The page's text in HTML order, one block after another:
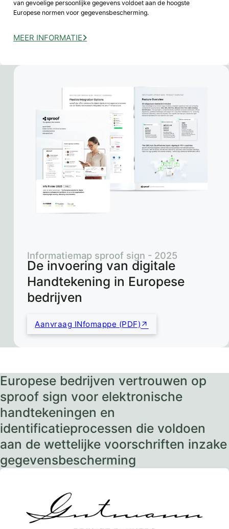
van gevoelige persoonlijke gegevens voldoet aan de hoogste
Europese normen voor gegevensbescherming.
MEER INFORMATIE
De invoering van digitale
Handtekening in Europese
bedrijven
Informatiemap sproof sign - 2025
Aanvraag INfomappe (PDF)
Europese bedrijven vertrouwen op
sproof sign voor elektronische
handtekeningen en
identificatieprocessen die voldoen
aan de wettelijke voorschriften inzake
gegevensbescherming